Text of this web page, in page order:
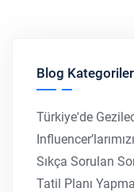
Blog
Türkiye'de
Sıkça Sorulan
Tatil Planı